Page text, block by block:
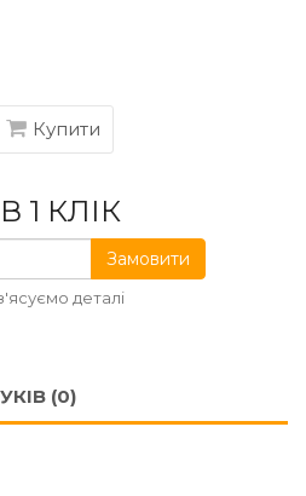
Купити
1 КЛІК
Замовити
деталі
(0)